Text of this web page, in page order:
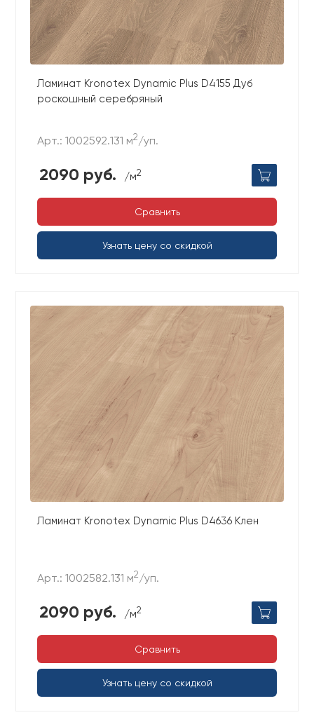
Ламинат Kronotex Dynamic Plus D4155 Дуб
роскошный серебряный
Арт.: 1002592.131 м2/уп.
2090 руб. /м2
Сравнить
Узнать цену со скидкой
Ламинат Kronotex Dynamic Plus D4636 Клен
Арт.: 1002582.131 м2/уп.
2090 руб. /м2
Сравнить
Узнать цену со скидкой